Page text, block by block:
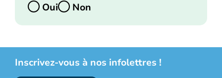
Oui
Non
Inscrivez-vous à nos infolettres !